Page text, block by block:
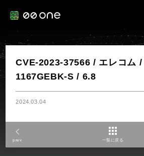
CVE-2023-37566 / エレコム
1167GEBK-S / 6.8
2024.03.04
prev 一覧に戻る